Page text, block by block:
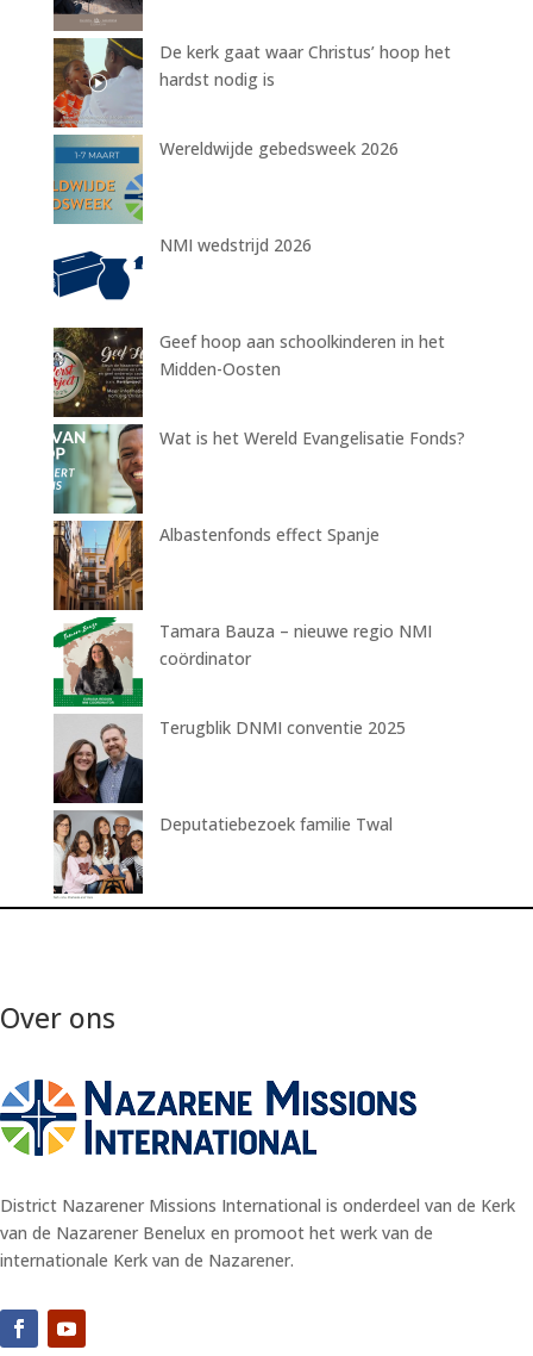
De kerk gaat waar Christus’ hoop het
hardst nodig is
Wereldwijde gebedsweek 2026
NMI wedstrijd 2026
Geef hoop aan schoolkinderen in het
Midden-Oosten
Wat is het Wereld Evangelisatie Fonds?
Albastenfonds effect Spanje
Tamara Bauza – nieuwe regio NMI
coördinator
Terugblik DNMI conventie 2025
Deputatiebezoek familie Twal
Over ons
District Nazarener Missions International is onderdeel van de Kerk
van de Nazarener Benelux en promoot het werk van de
internationale Kerk van de Nazarener.